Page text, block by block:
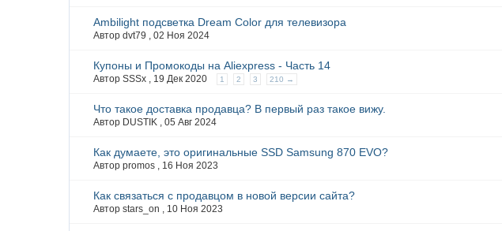
Ambilight подсветка Dream Color для телевизора
Автор dvt79 ,02 Ноя 2024
Купоны и Промокоды на Aliexpress - Часть 14
Автор SSSx , 19 Дек 2020 1 2 3 210 →
Что такое доставка продавца? В первый раз такое вижу.
Автор DUSTIK ,05 Авг 2024
Как думаете, это оригинальные SSD Samsung 870 EVO?
Автор promos , 16 Ноя 2023
Как связаться с продавцом в новой версии сайта?
Автор stars_on , 10 Ноя 2023